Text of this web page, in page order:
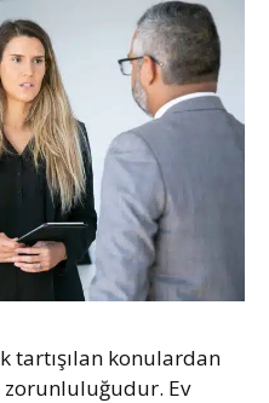
tartışılan konulardan
zorunluluğudur. Ev